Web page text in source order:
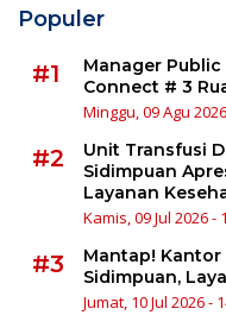
Populer
#1
Manager Public
Connect # 3
Minggu, 09 Agu
#2
Unit Transfusi
Sidimpuan
Layanan
Kamis, 09 Jul 2026 -
#3
Mantap! Kantor
Sidimpuan,
Jumat, 10 Jul 2026 -